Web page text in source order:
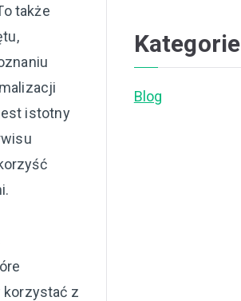
także
istotny
korzystać z
Kategorie
Blog